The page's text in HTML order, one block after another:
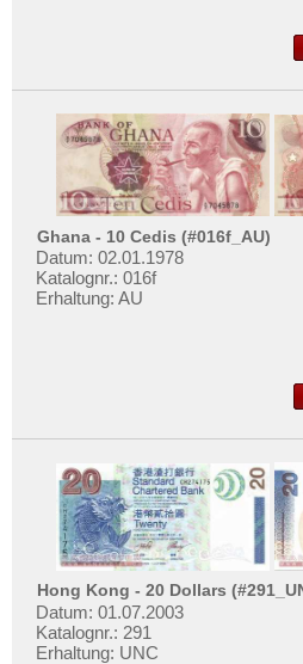
Ghana - 10 Cedis (#016f_AU)
Datum: 02.01.1978
Katalognr.: 016f
Erhaltung: AU
Hong Kong - 20 Dollars
Datum: 01.07.2003
Katalognr.: 291
Erhaltung: UNC